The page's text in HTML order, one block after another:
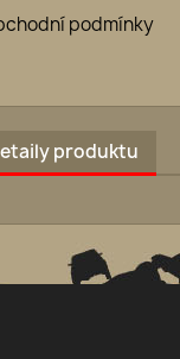
podmínky
produktu